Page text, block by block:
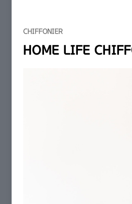
CHIFFONIER
HOME LIFE